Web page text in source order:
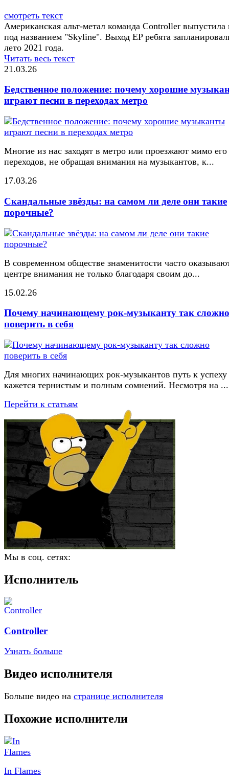
смотреть текст
Американская альт-метал команда Controller выпустила
под названием "Skyline". Выход EP ребята
лето 2021 года.
Читать весь текст
21.03.26
Бедственное положение: почему хорошие
играют песни в переходах метро
Многие из нас заходят в метро или проезжают мимо его
переходов, не обращая внимания на музыкантов, к...
17.03.26
Скандальные звёзды: на самом ли деле они такие
порочные?
В современном обществе знаменитости часто
центре внимания не только благодаря своим до...
15.02.26
Почему начинающему рок-музыканту так сложно
поверить в себя
Для многих начинающих рок-музыкантов путь к успеху
кажется тернистым и полным сомнений. Несмотря на ...
Перейти к статьям
Мы в соц. сетях:
Исполнитель
Controller
Узнать больше
Видео исполнителя
Больше видео на странице исполнителя
Похожие исполнители
In Flames